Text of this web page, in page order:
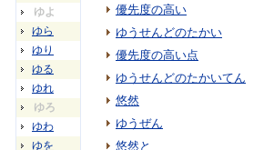
ゆよ
ゆら
ゆり
ゆる
ゆれ
ゆろ
ゆわ
ゆを
優先度の高い
ゆうせんどのたかい
優先度の高い点
ゆうせんどのたかいてん
悠然
ゆうぜん
悠然と